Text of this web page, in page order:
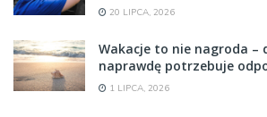
20 LIPCA, 2026
Wakacje to nie nagroda –
naprawdę potrzebuje
1 LIPCA, 2026